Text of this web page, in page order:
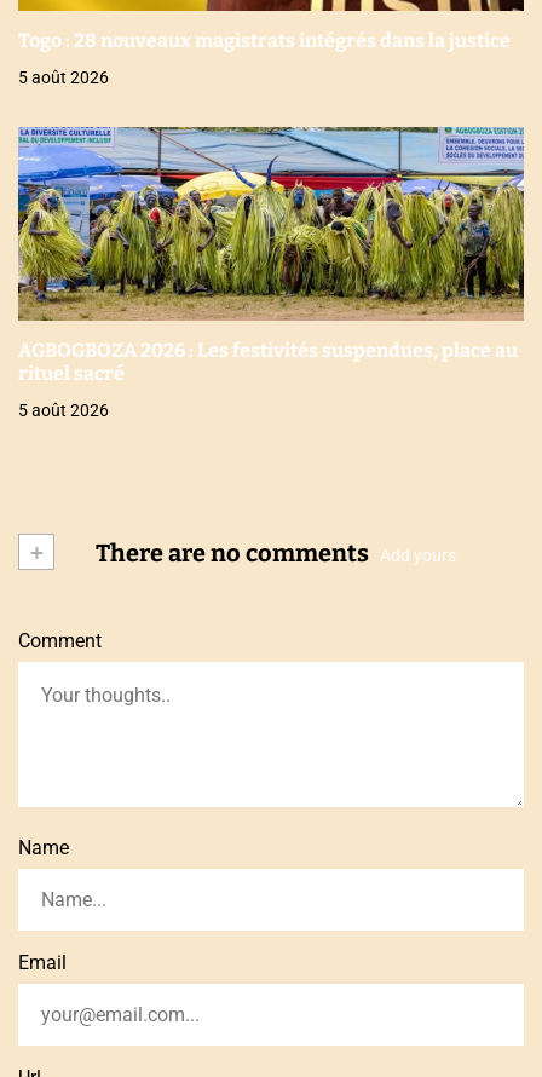
Togo : 28 nouveaux magistrats intégrés dans la justice
5 août 2026
AGBOGBOZA 2026 : Les festivités suspendues, place au
rituel sacré
5 août 2026
+ There are no comments Add yours
Comment
Name
Email